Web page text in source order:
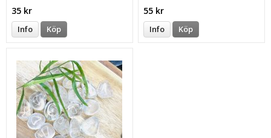
35 kr
Info Köp
55 kr
Info Köp